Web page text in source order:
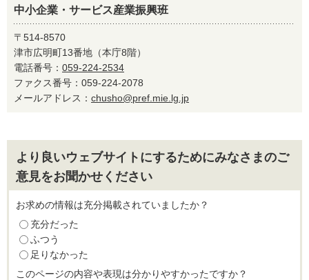
中小企業・サービス産業振興班
〒514-8570
津市広明町13番地（本庁8階）
電話番号： 059-224-2534
ファクス番号：059-224-2078
メールアドレス： chusho@pref.mie.lg.jp
より良いウェブサイトにするためにみなさまのご
意見をお聞かせください
お求めの情報は充分掲載されていましたか？
充分だった
ふつう
足りなかった
このページの内容や表現は分かりやすかったですか？